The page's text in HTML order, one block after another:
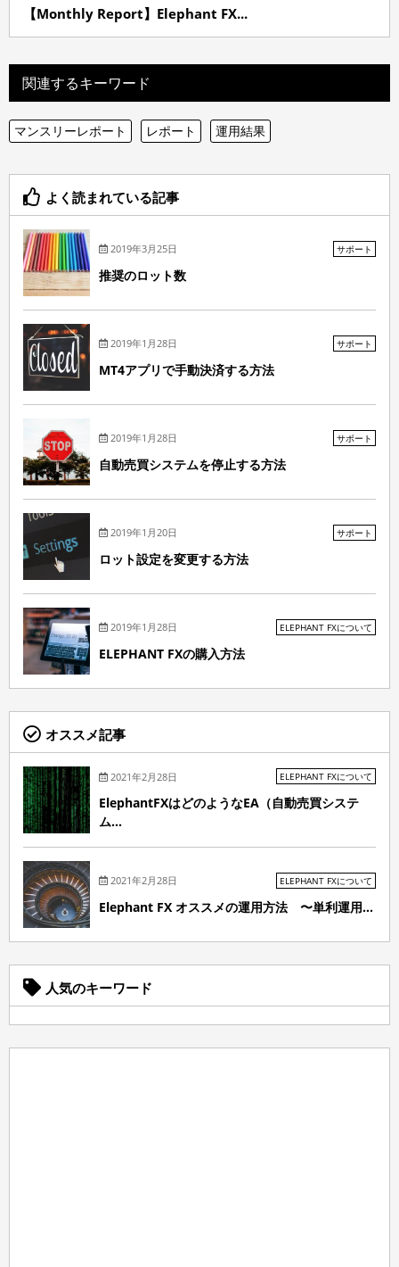
【Monthly Report】Elephant FX...
関連するキーワード
マンスリーレポート レポート 運用結果
よく読まれている記事
2019年3月25日 サポート
推奨のロット数
2019年1月28日 サポート
MT4アプリで手動決済する方法
2019年1月28日 サポート
自動売買システムを停止する方法
2019年1月20日 サポート
ロット設定を変更する方法
2019年1月28日 ELEPHANT FXについて
ELEPHANT FXの購入方法
オススメ記事
2021年2月28日 ELEPHANT FXについて
ElephantFXはどのようなEA（自動売買システ
ム...
2021年2月28日 ELEPHANT FXについて
Elephant FX オススメの運用方法 〜単利運用...
人気のキーワード